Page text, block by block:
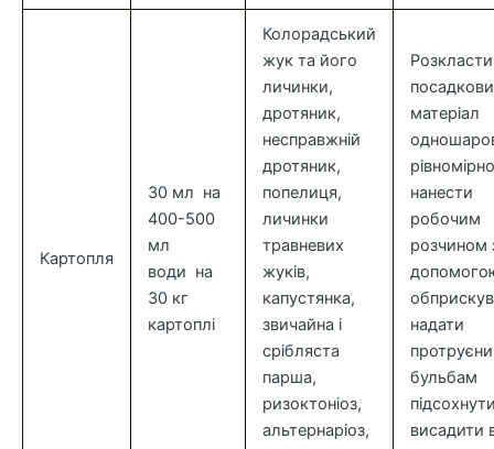
Картопля
30 мл на
400-500
мл
води на
30 кг
картоплі
Колорадський
жук та його
личинки,
дротяник,
несправжній
дротяник,
попелиця,
личинки
травневих
жуків,
капустянка,
звичайна і
срібляста
парша,
ризоктоніоз,
альтернаріоз,
Розкласти
матеріал
рівномірно
нанести
робочим
розчином
надати
бульбам
висадити